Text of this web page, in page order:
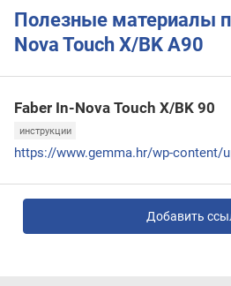
Полезные материалы
Nova Touch X/BK A90
Faber In-Nova Touch X/BK 90
инструкции
Добавить